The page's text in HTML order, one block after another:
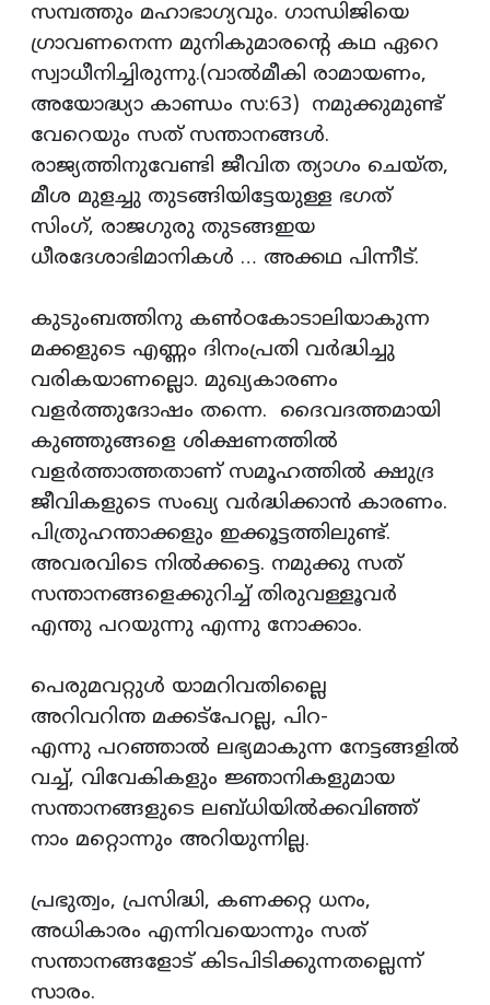
സമ്പത്തും മഹാഭാഗ്യവും. ഗാന്ധിജിയെ
ഗ്രാവണനെന്ന മുനികുമാരന്റെ കഥ ഏറെ
സ്വാധീനിച്ചിരുന്നു.(വാല്‍മീകി രാമായണം,
അയോദ്ധ്യാ കാണ്ഡം സ:63) നമുക്കുമുണ്ട്
വേറെയും സത് സന്താനങ്ങള്‍.
രാജ്യത്തിനുവേണ്ടി ജീവിത ത്യാഗം ചെയ്ത,
മീശ മുളച്ചു തുടങ്ങിയിട്ടേയുള്ള ഭഗത്
സിംഗ്, രാജഗുരു തുടങ്ങഇയ
ധീരദേശാഭിമാനികള്‍ … അക്കഥ പിന്നീട്.
കുടുംബത്തിനു കണ്‍ഠകോടാലിയാകുന്ന
മക്കളുടെ എണ്ണം ദിനംപ്രതി വര്‍ദ്ധിച്ചു
വരികയാണല്ലൊ. മുഖ്യകാരണം
വളര്‍ത്തുദോഷം തന്നെ. ദൈവദത്തമായി
കുഞ്ഞുങ്ങളെ ശിക്ഷണത്തില്‍
വളര്‍ത്താത്തതാണ് സമൂഹത്തില്‍ ക്ഷുദ്ര
ജീവികളുടെ സംഖ്യ വര്‍ദ്ധിക്കാന്‍ കാരണം.
പിത്രുഹന്താക്കളും ഇക്കൂട്ടത്തിലുണ്ട്.
അവരവിടെ നില്‍ക്കട്ടെ. നമുക്കു സത്
സന്താനങ്ങളെക്കുറിച്ച് തിരുവള്ളൂവര്‍
എന്തു പറയുന്നു എന്നു നോക്കാം.
പെരുമവറ്റുള്‍ യാമറിവതില്ലൈ
അറിവറിന്ത മക്കട്‌പേറല്ല, പിറ-
എന്നു പറഞ്ഞാല്‍ ലഭ്യമാകുന്ന നേട്ടങ്ങളില്‍
വച്ച്, വിവേകികളും ജ്ഞാനികളുമായ
സന്താനങ്ങളുടെ ലബ്ധിയില്‍ക്കവിഞ്ഞ്
നാം മറ്റൊന്നും അറിയുന്നില്ല.
പ്രഭുത്വം, പ്രസിദ്ധി, കണക്കറ്റ ധനം,
അധികാരം എന്നിവയൊന്നും സത്
സന്താനങ്ങളോട് കിടപിടിക്കുന്നതല്ലെന്ന്
സാരം.